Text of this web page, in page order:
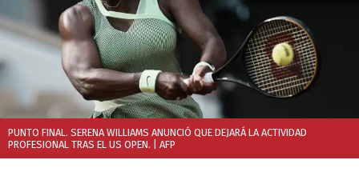
PUNTO FINAL. SERENA WILLIAMS ANUNCIÓ QUE DEJARÁ LA ACTIVIDAD
PROFESIONAL TRAS EL US OPEN. | AFP